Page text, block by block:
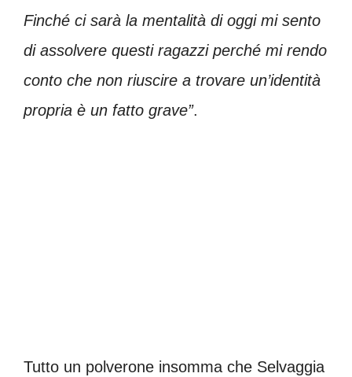
Finché ci sarà la mentalità di oggi mi sento
di assolvere questi ragazzi perché mi rendo
conto che non riuscire a trovare un’identità
propria è un fatto grave”.
Tutto un polverone insomma che Selvaggia